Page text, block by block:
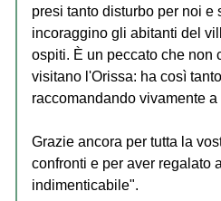
presi tanto disturbo per noi e
incoraggino gli abitanti del
ospiti. È un peccato che non
visitano l'Orissa: ha così
raccomandando vivamente
Grazie ancora per tutta la
confronti e per aver regalato
indimenticabile".